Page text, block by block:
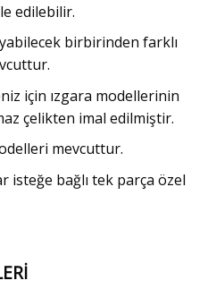
edilebilir.
birbirinden farklı
için ızgara modellerinin
çelikten imal edilmiştir.
mevcuttur.
isteğe bağlı tek parça özel